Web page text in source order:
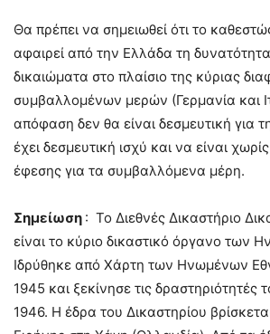
Θα πρέπει να σημειωθεί ότι το
αφαιρεί από την Ελλάδα τη
δικαιώματα στο πλαίσιο της κύριας
συμβαλλομένων μερών (Γερμανία και
απόφαση δεν θα είναι δεσμευτική για
έχει δεσμευτική ισχύ και να είναι
έφεσης για τα συμβαλλόμενα μέρη.
Σημείωση : Το Διεθνές Δικαστήριο
είναι το κύριο δικαστικό όργανο των
Ιδρύθηκε από Χάρτη των Ηνωμένων
1945 και ξεκίνησε τις δραστηριότητές
1946. Η έδρα του Δικαστηρίου